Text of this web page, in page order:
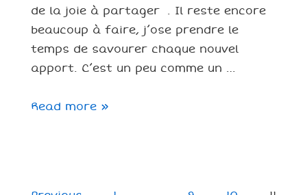
de la joie à partager . Il reste encore
beaucoup à faire, j’ose prendre le
temps de savourer chaque nouvel
apport. C’est un peu comme un …
Lancement
Read more »